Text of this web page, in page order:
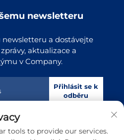
newsletteru
a dostávejte
aktualizace a
v Company.
Přihlásit se k
odběru
Tianji Transmission Technology
tools to provide our services.